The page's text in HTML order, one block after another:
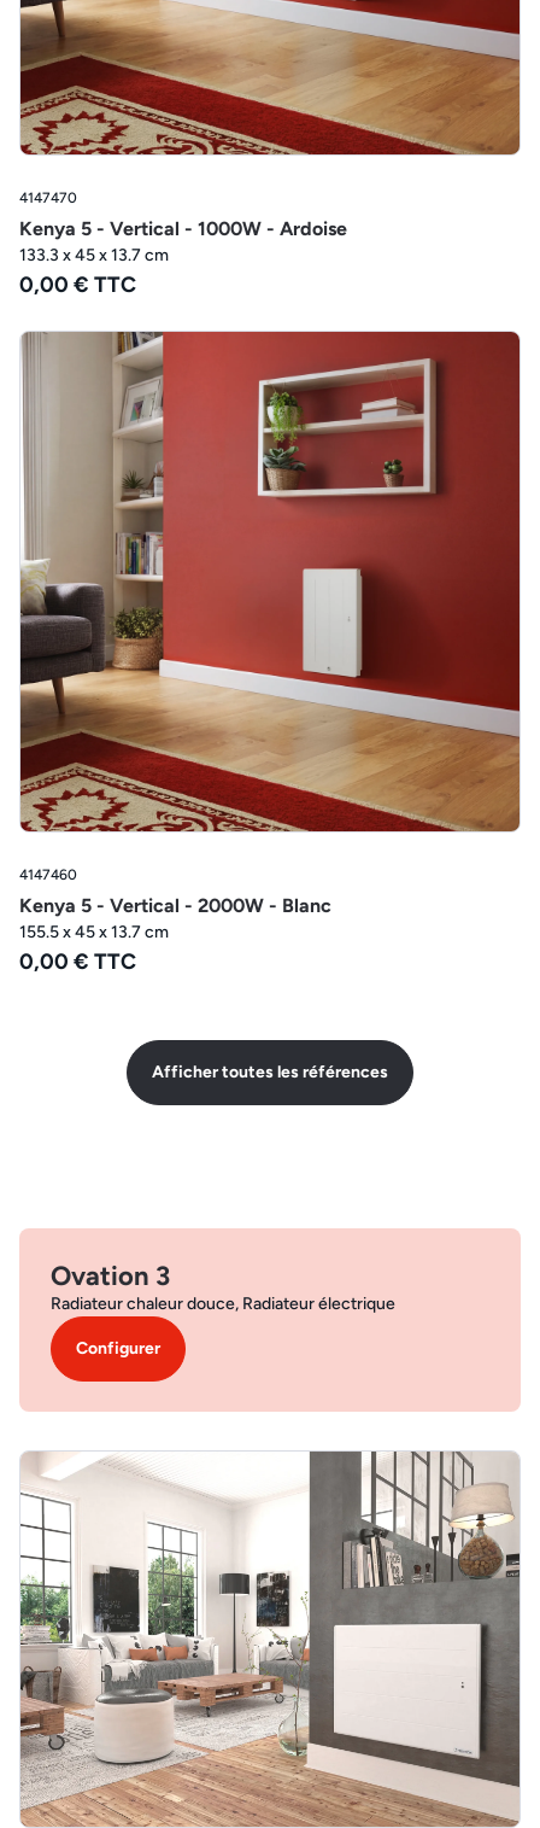
4147470
Kenya 5 - Vertical - 1000W - Ardoise
133.3 x 45 x 13.7 cm
0,00 € TTC
4147460
Kenya 5 - Vertical - 2000W - Blanc
155.5 x 45 x 13.7 cm
0,00 € TTC
Afficher toutes les références
Ovation 3
Radiateur chaleur douce, Radiateur électrique
Configurer